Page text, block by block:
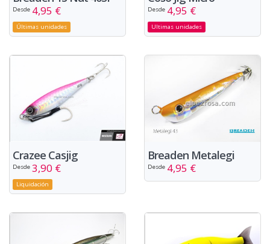
Desde 4,95 €
Últimas unidades
Desde 4,95 €
Ultimas unidades
Crazee Casjig
Desde 3,90 €
Liquidación
Breaden Metalegi
Desde 4,95 €